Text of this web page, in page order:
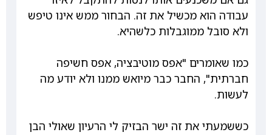
עבודה הוא מכשיל את זה. הבחור ממש אינו טיפש
ולא סובל ממוגבלות כלשהיא.
כמו שאומרים "אפס מוטיבציה, אפס חשיפה
חברתית", החבר כבר מיואש ממנו ולא יודע מה
לעשות.
כששמעתי את זה ישר הבזיק לי הרעיון שאולי הבן